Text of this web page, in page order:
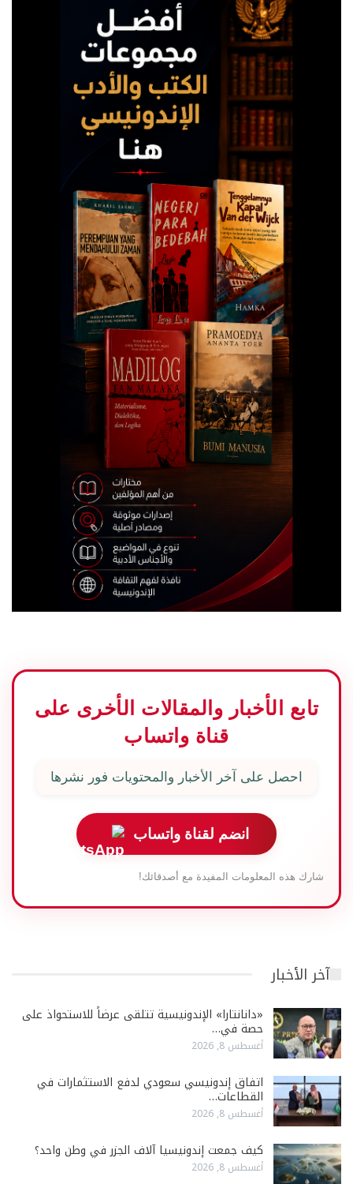
تابع الأخبار والمقالات الأخرى على
قناة واتساب
احصل على آخر الأخبار والمحتويات فور نشرها
انضم لقناة واتساب
شارك هذه المعلومات المفيدة مع أصدقائك!
آخر الأخبار
«دانانتارا» الإندونيسية تتلقى عرضاً للاستحواذ على
حصة في…
أغسطس 8, 2026
اتفاق إندونيسي سعودي لدفع الاستثمارات في
القطاعات…
أغسطس 8, 2026
كيف جمعت إندونيسيا آلاف الجزر في وطن واحد؟
أغسطس 8, 2026